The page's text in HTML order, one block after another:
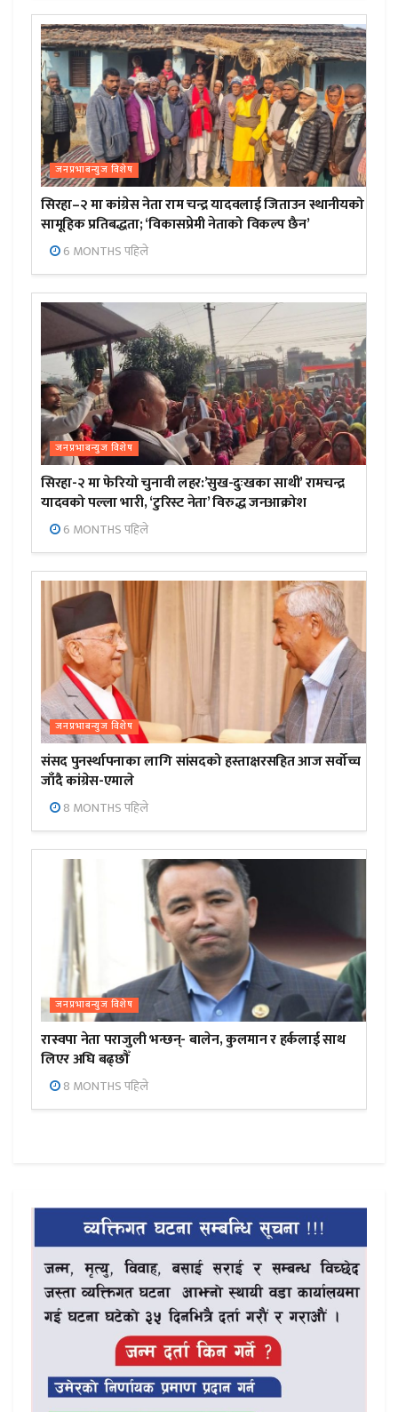
जनप्रभाबन्युज विशेष
सिरहा–२ मा कांग्रेस नेता राम चन्द्र यादवलाई जिताउन स्थानीयको
सामूहिक प्रतिबद्धता; ‘विकासप्रेमी नेताको विकल्प छैन’
6 MONTHS पहिले
जनप्रभाबन्युज विशेष
सिरहा-२ मा फेरियो चुनावी लहर:’सुख-दुःखका साथी’ रामचन्द्र
यादवको पल्ला भारी, ‘टुरिस्ट नेता’ विरुद्ध जनआक्रोश
6 MONTHS पहिले
जनप्रभाबन्युज विशेष
संसद पुनर्स्थापनाका लागि सांसदको हस्ताक्षरसहित आज सर्वोच्च
जाँदै कांग्रेस-एमाले
8 MONTHS पहिले
जनप्रभाबन्युज विशेष
रास्वपा नेता पराजुली भन्छन्- बालेन, कुलमान र हर्कलाई साथ
लिएर अघि बढ्छौँ
8 MONTHS पहिले